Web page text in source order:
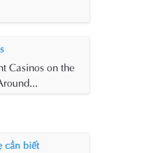
Casinos on the
cần biết